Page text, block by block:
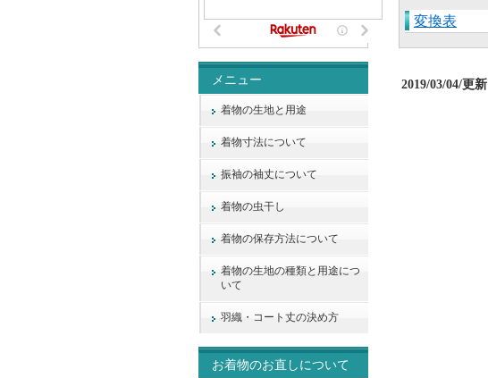
変換表
2019/03/04/更新
メニュー
着物の生地と用途
着物寸法について
振袖の袖丈について
着物の虫干し
着物の保存方法について
着物の生地の種類と用途につ
いて
羽織・コート丈の決め方
お着物のお直しについて